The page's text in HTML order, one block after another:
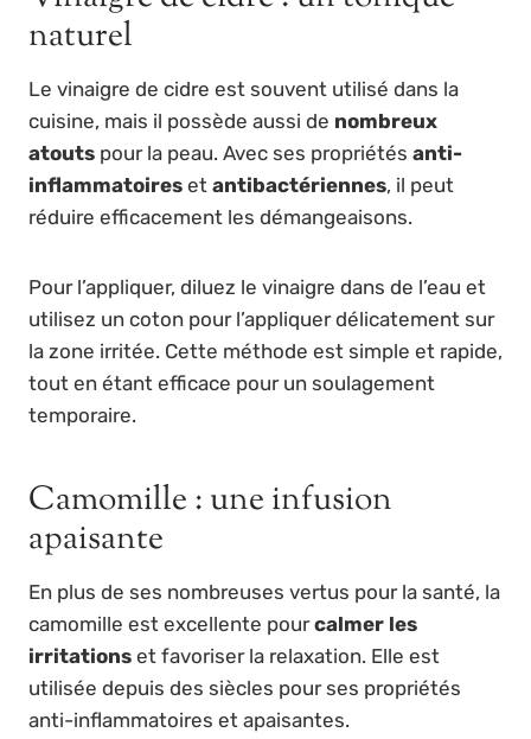
naturel
Le vinaigre de cidre est souvent utilisé dans la
cuisine, mais il possède aussi de nombreux
atouts pour la peau. Avec ses propriétés anti-
inflammatoires et antibactériennes, il peut
réduire efficacement les démangeaisons.
Pour l’appliquer, diluez le vinaigre dans de l’eau et
utilisez un coton pour l’appliquer délicatement sur
la zone irritée. Cette méthode est simple et rapide,
tout en étant efficace pour un soulagement
temporaire.
Camomille : une infusion
apaisante
En plus de ses nombreuses vertus pour la santé, la
camomille est excellente pourcalmer les
irritations et favoriser la relaxation. Elle est
utilisée depuis des siècles pour ses propriétés
anti-inflammatoires et apaisantes.